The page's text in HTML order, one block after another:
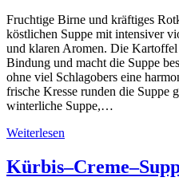
Fruchtige Birne und kräftiges
köstlichen Suppe mit intensiver
und klaren Aromen. Die
Bindung und macht die Suppe
ohne viel Schlagobers eine
frische Kresse runden die Suppe
winterliche Suppe,…
Weiterlesen